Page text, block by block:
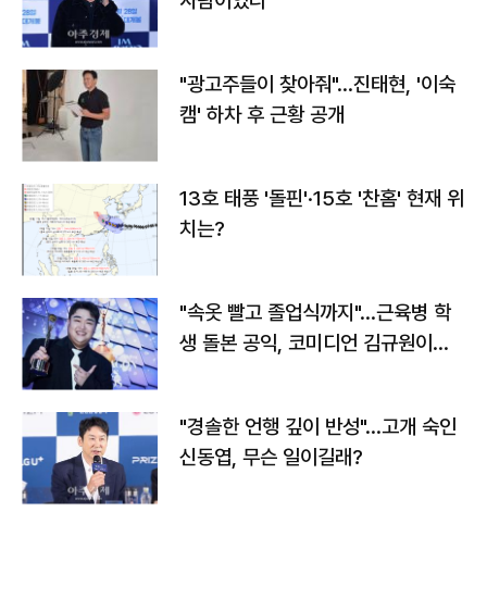
"광고주들이 찾아줘"…진태현, '이숙
캠' 하차 후 근황 공개
13호 태풍 '돌핀'·15호 '찬홈' 현재 위
치는?
"속옷 빨고 졸업식까지"…근육병 학
생 돌본 공익, 코미디언 김규원이었
"경솔한 언행 깊이 반성"…고개 숙인
신동엽, 무슨 일이길래?